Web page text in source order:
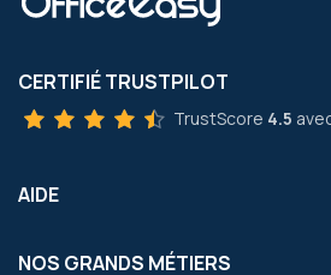
CERTIFIÉ TRUSTPILOT
TrustScore 4.5
AIDE
NOS GRANDS MÉTIERS